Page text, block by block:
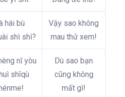
hái bù
shì shì?
Vậy sao không
mau thử xem!
nǐ yòu
shīqù
Dù sao bạn
cũng không
mất gì!